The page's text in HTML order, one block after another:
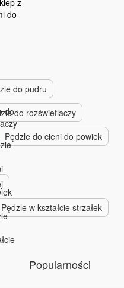
do pudru
do rozświetlaczy
Pędzle do cieni do powiek
Pędzle w kształcie strzałek
Popularności